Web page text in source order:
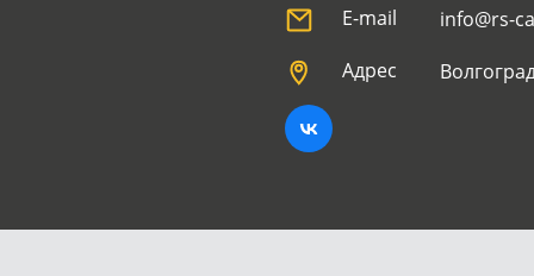
E-mail
info@rs-
Адрес